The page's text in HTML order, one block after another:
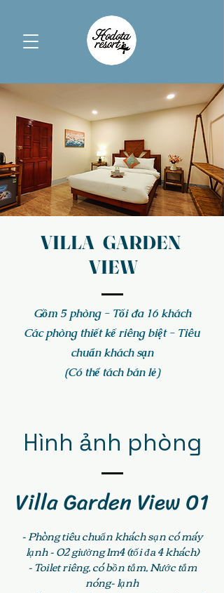
VILLA GARDEN
VIEW
Gồm 5 phòng - Tối đa 16 khách
Các phòng thiết kế riêng biệt - Tiêu
chuẩn khách sạn
(Có thể tách bán lẻ)
Hình ảnh phòng
Villa Garden View 01
- Phòng tiêu chuẩn khách sạn có máy
lạnh - 02 giường 1m4 (tối đa 4 khách)
- Toilet riêng, có bồn tắm, Nước tắm
nóng- lạnh